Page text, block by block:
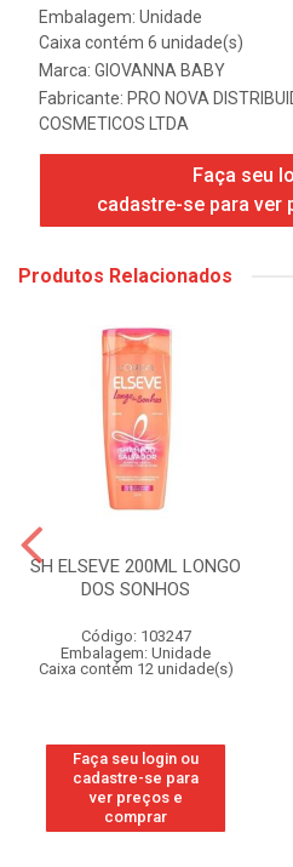
Embalagem: Unidade
Caixa contém 6 unidade(s)
Marca: GIOVANNA BABY
Fabricante: PRO NOVA
COSMETICOS LTDA
Faça seu
cadastre-se para ver
Produtos Relacionados
SH ELSEVE 200ML LONGO
DOS SONHOS
Código: 103247
Embalagem: Unidade
Caixa contém 12 unidade(s)
Faça seu login ou
cadastre-se para
ver preços e
comprar